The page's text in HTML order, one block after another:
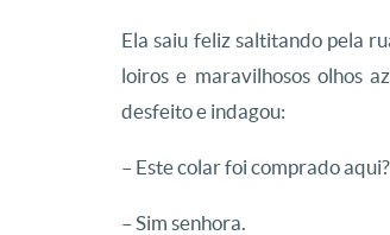
Ela saiu feliz saltitando pela
loiros e maravilhosos olhos
desfeito e indagou:
– Este colar foi comprado aqui?
– Sim senhora.